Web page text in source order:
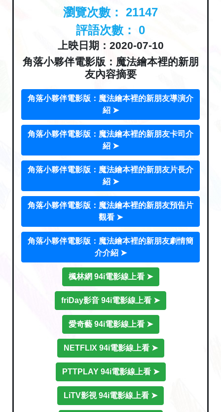
瀏覽次數： 21147
評語次數： 0
上映日期：2020-07-10
角落小夥伴電影版：魔法繪本裡的新朋
友內容摘要
角落小夥伴電影版：魔法繪本裡的新朋友導演介
紹 ➤
角落小夥伴電影版：魔法繪本裡的新朋友卡司介
紹 ➤
角落小夥伴電影版：魔法繪本裡的新朋友片長介
紹 ➤
角落小夥伴電影版：魔法繪本裡的新朋友預告片
觀看 ➤
角落小夥伴電影版：魔法繪本裡的新朋友劇情簡
介介紹 ➤
楓林網 94i電影線上看 ➤
friDay影音 94i電影線上看 ➤
愛奇藝 94i電影線上看 ➤
NETFLIX 94i電影線上看 ➤
PTTPLAY 94i電影線上看 ➤
LiTV影視 94i電影線上看 ➤